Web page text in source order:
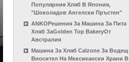
Популярния Хляб В Япония,
"Шоколадов Ангелски Пръстен"
ANKOРешения За Машина За Пита
Хляб ЗаGolden Top BakeryОт
Австралия
Машина За Хляб Calzone За Водещ
Вносител На Мексикански Храни В